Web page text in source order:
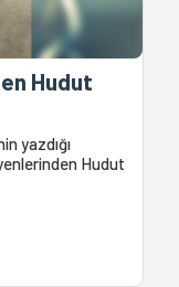
Hudut
yazdığı
Hudut